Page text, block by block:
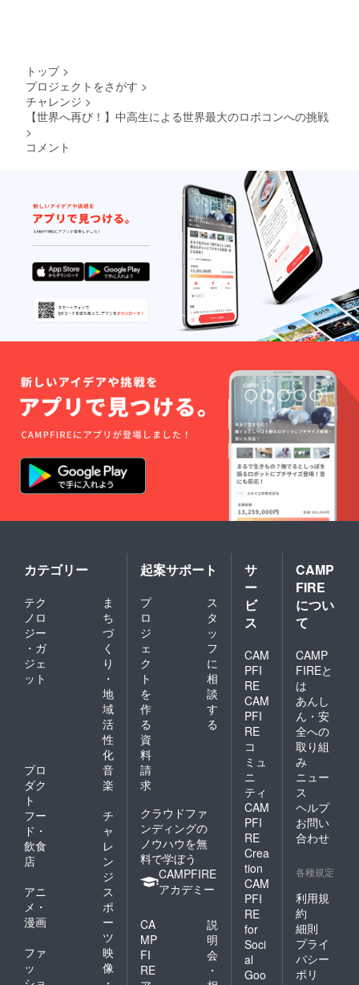
トップ >
プロジェクトをさがす >
チャレンジ >
【世界へ再び！】中高生による世界最大のロボコンへの挑戦
>
コメント
カテゴリー
テク
ノロ
ジー
・ガ
ジェ
ット
ま
ち
づ
く
り
・
地
域
活
性
化
プロ
ダク
ト
音
楽
フー
ド・
飲食
店
チ
ャ
レ
ン
ジ
アニ
メ・
漫画
ス
ポ
ー
ツ
ファ
ッ
映
像
起案サポート
プ
ロ
ジ
ェ
ク
ト
を
作
る
ス
タ
ッ
フ
に
相
談
す
る
資
料
請
求
クラウドファ
ンディングの
ノウハウを無
料で学ぼう
CAMPFIRE
アカデミー
CA
MP
FI
RE
説
明
会
・
サ
ー
ビ
ス
CAM
PFI
RE
CAM
PFI
RE
コ
ミュ
ニ
ティ
CAM
PFI
RE
Crea
tion
CAM
PFI
RE
for
Soci
al
Goo
CAMP
FIRE
につい
て
CAMP
FIREと
は
あんし
ん・安
全への
取り組
み
ニュー
ス
ヘルプ
お問い
合わせ
各種規定
利用規
約
細則
プライ
バシー
ポリ